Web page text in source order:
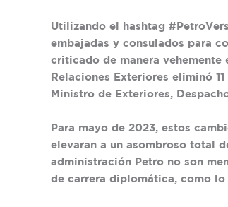
Utilizando el hashtag
embajadas y consulados para
criticado de manera vehemente
Relaciones Exteriores eliminó
Ministro de Exteriores,
Para mayo de 2023, estos
elevaran a un asombroso total
administración Petro no son
de carrera diplomática, como